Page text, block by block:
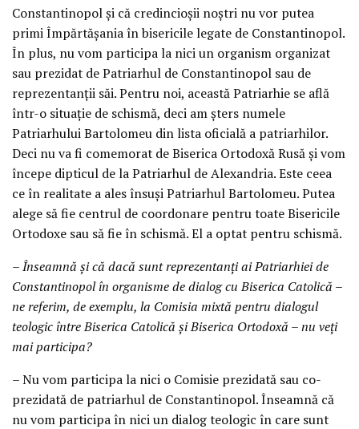
Constantinopol și că credincioșii noștri nu vor putea
primi Împărtășania în bisericile legate de Constantinopol.
În plus, nu vom participa la nici un organism organizat
sau prezidat de Patriarhul de Constantinopol sau de
reprezentanții săi. Pentru noi, această Patriarhie se află
într-o situație de schismă, deci am șters numele
Patriarhului Bartolomeu din lista oficială a patriarhilor.
Deci nu va fi comemorat de Biserica Ortodoxă Rusă și vom
începe dipticul de la Patriarhul de Alexandria. Este ceea
ce în realitate a ales însuși Patriarhul Bartolomeu. Putea
alege să fie centrul de coordonare pentru toate Bisericile
Ortodoxe sau să fie în schismă. El a optat pentru schismă.
– Înseamnă și că dacă sunt reprezentanți ai Patriarhiei de
Constantinopol în organisme de dialog cu Biserica Catolică –
ne referim, de exemplu, la Comisia mixtă pentru dialogul
teologic între Biserica Catolică și Biserica Ortodoxă – nu veți
mai participa?
– Nu vom participa la nici o Comisie prezidată sau co-
prezidată de patriarhul de Constantinopol. Înseamnă că
nu vom participa în nici un dialog teologic în care sunt